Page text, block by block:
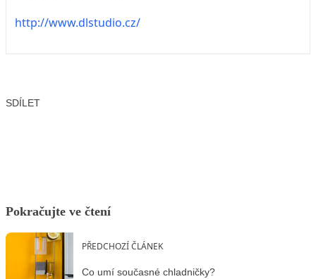
http://www.dlstudio.cz/
SDÍLET
Pokračujte ve čtení
PŘEDCHOZÍ ČLÁNEK
Co umí současné chladničky?